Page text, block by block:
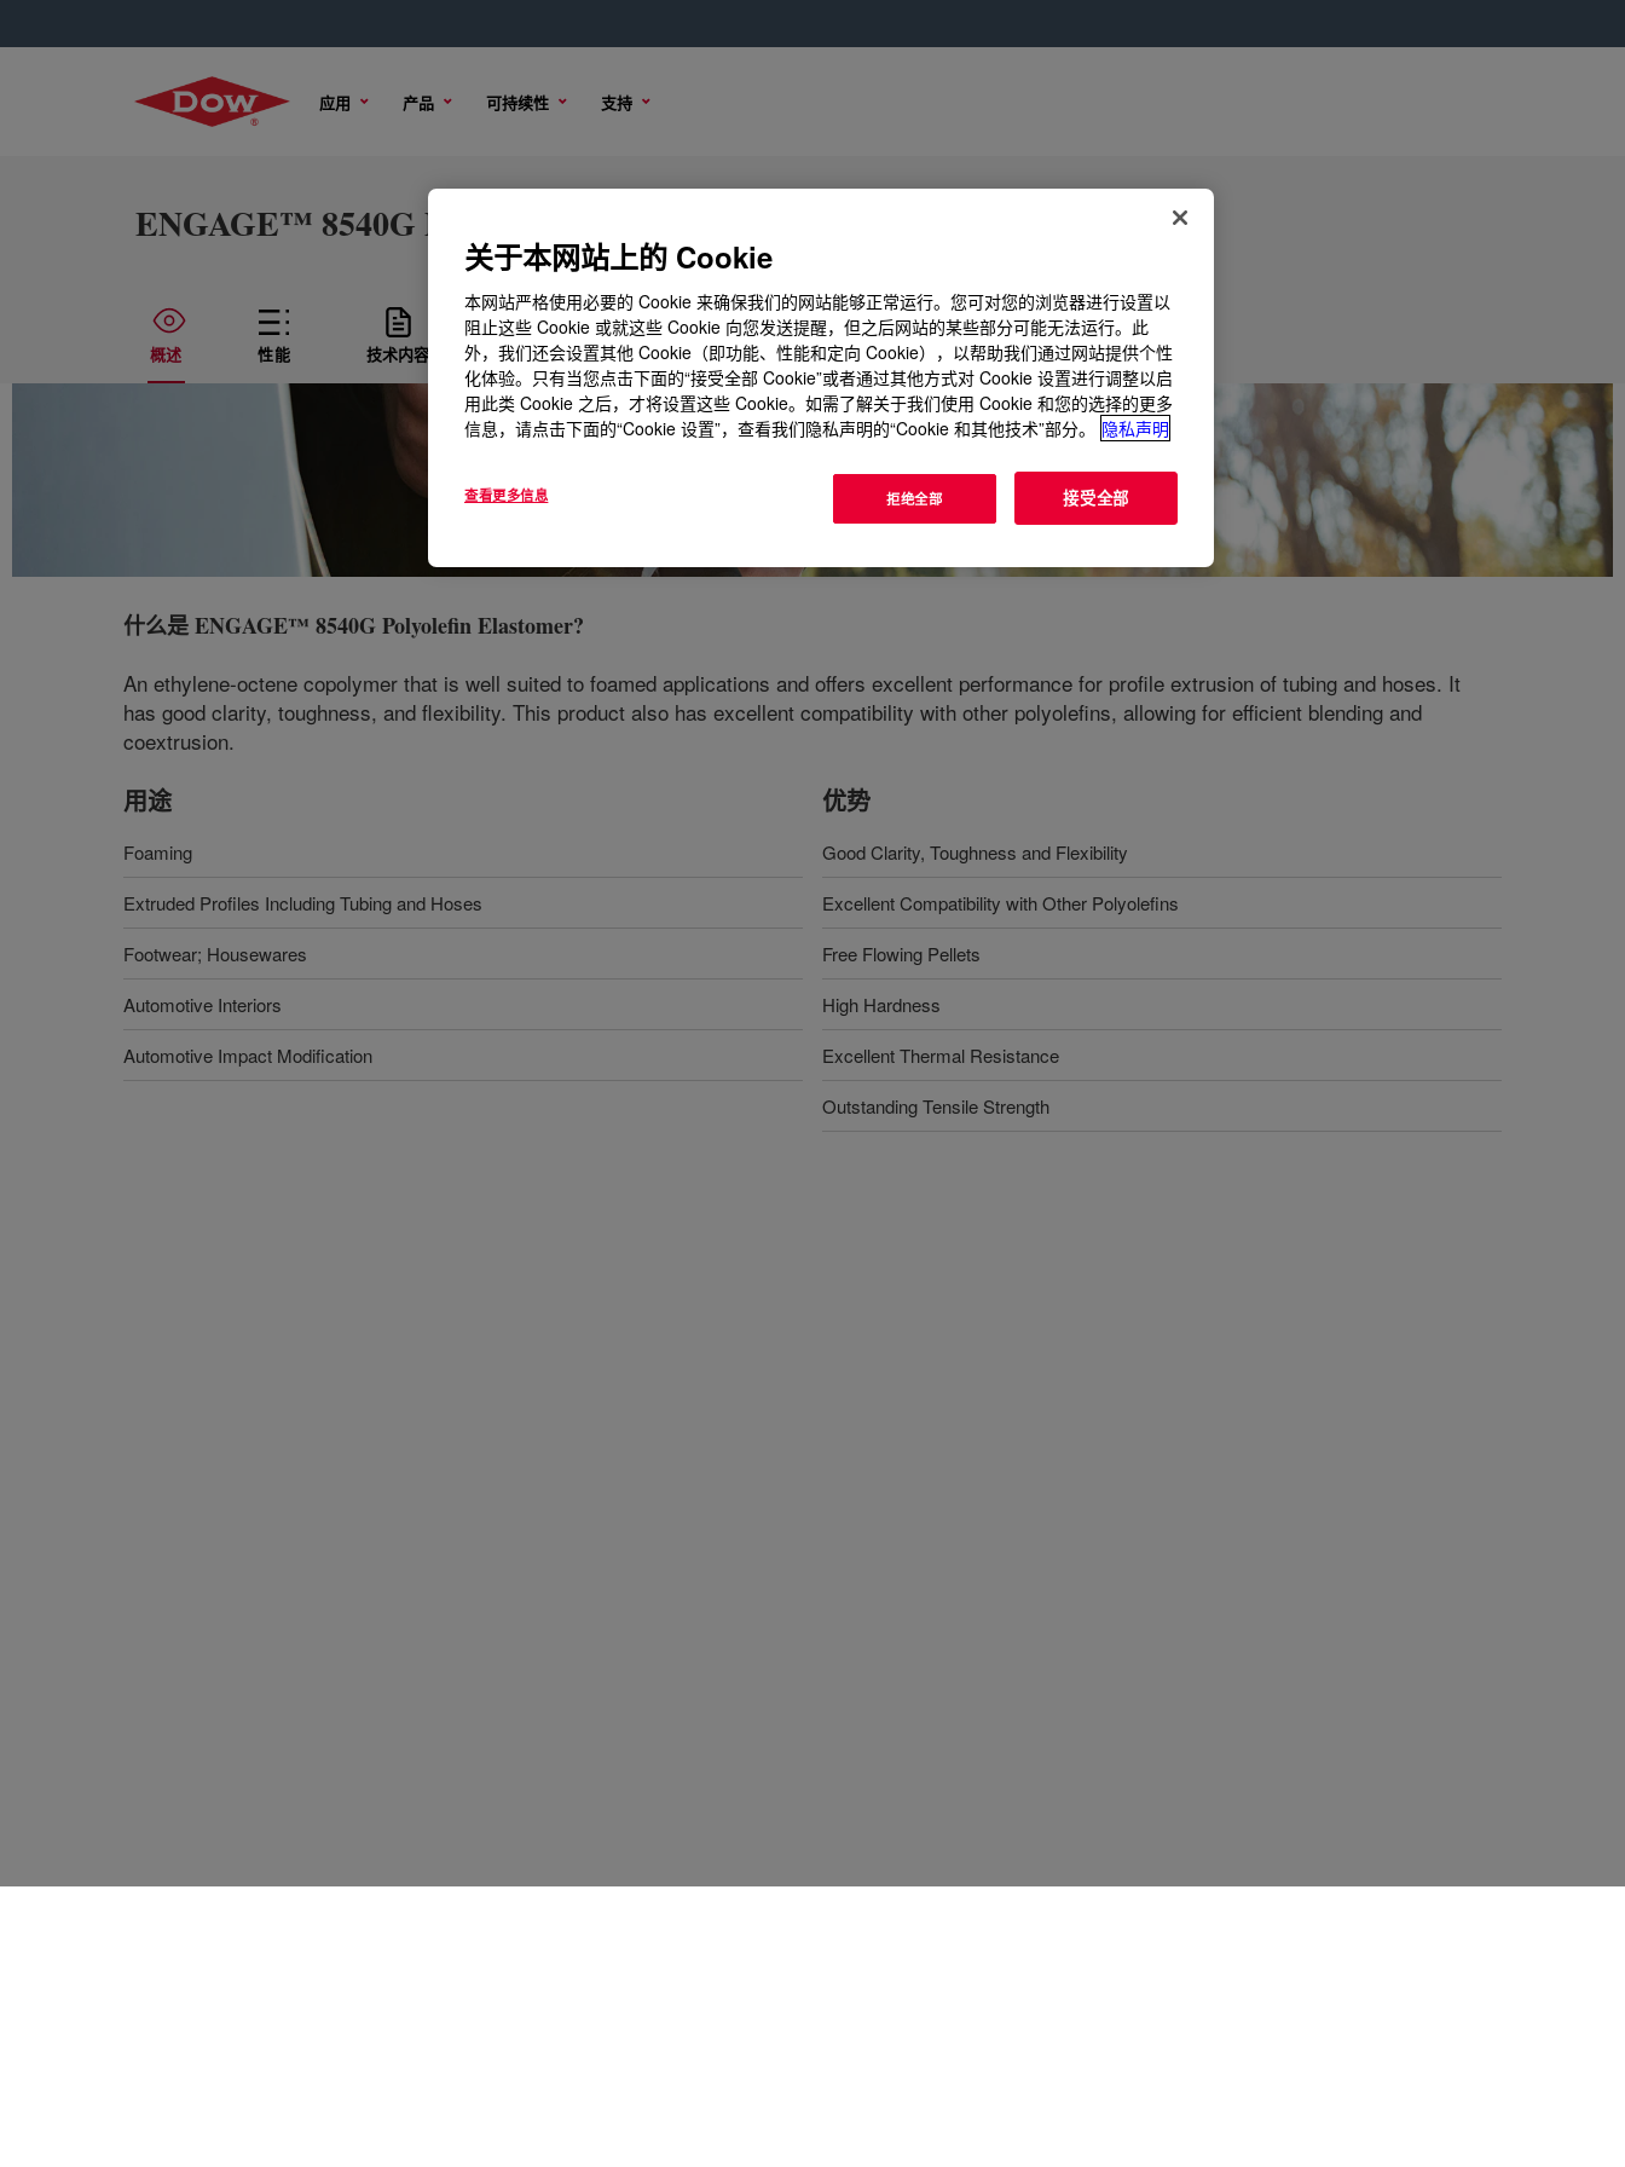
应用 产品 可持续性 支持
ENGAGE™ 8540G Polyolefin Elastomer
概述 性能 技术内容 样品选项 购买选项
什么是ENGAGE™ 8540G Polyolefin Elastomer?
An ethylene-octene copolymer that is well suited to foamed applications and offers excellent performance for profile extrusion of tubing and hoses. It
has good clarity, toughness, and flexibility. This product also has excellent compatibility with other polyolefins, allowing for efficient blending and
coextrusion.
用途
Foaming
Extruded Profiles Including Tubing and Hoses
Footwear; Housewares
Automotive Interiors
Automotive Impact Modification
优势
Good Clarity, Toughness and Flexibility
Excellent Compatibility with Other Polyolefins
Free Flowing Pellets
High Hardness
Excellent Thermal Resistance
Outstanding Tensile Strength
关于本网站上的 Cookie
本网站严格使用必要的 Cookie 来确保我们的网站能够正常运行。您可对您的浏览器进行设置以
阻止这些 Cookie 或就这些 Cookie 向您发送提醒，但之后网站的某些部分可能无法运行。此
外，我们还会设置其他 Cookie（即功能、性能和定向 Cookie），以帮助我们通过网站提供个性
化体验。只有当您点击下面的“接受全部 Cookie”或者通过其他方式对 Cookie 设置进行调整以启
用此类 Cookie 之后，才将设置这些 Cookie。如需了解关于我们使用 Cookie 和您的选择的更多
信息，请点击下面的“Cookie 设置”，查看我们隐私声明的“Cookie 和其他技术”部分。
隐私声明
查看更多信息 拒绝全部 接受全部